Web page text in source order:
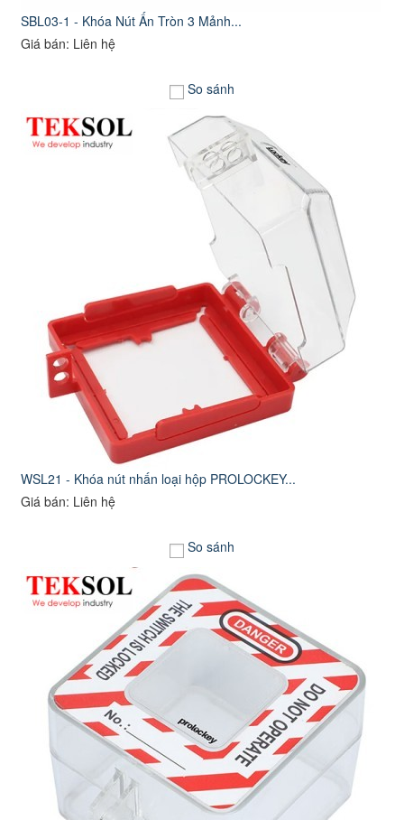
SBL03-1 - Khóa Nút Ấn Tròn 3 Mảnh...
Giá bán: Liên hệ
So sánh
WSL21 - Khóa nút nhấn loại hộp PROLOCKEY...
Giá bán: Liên hệ
So sánh